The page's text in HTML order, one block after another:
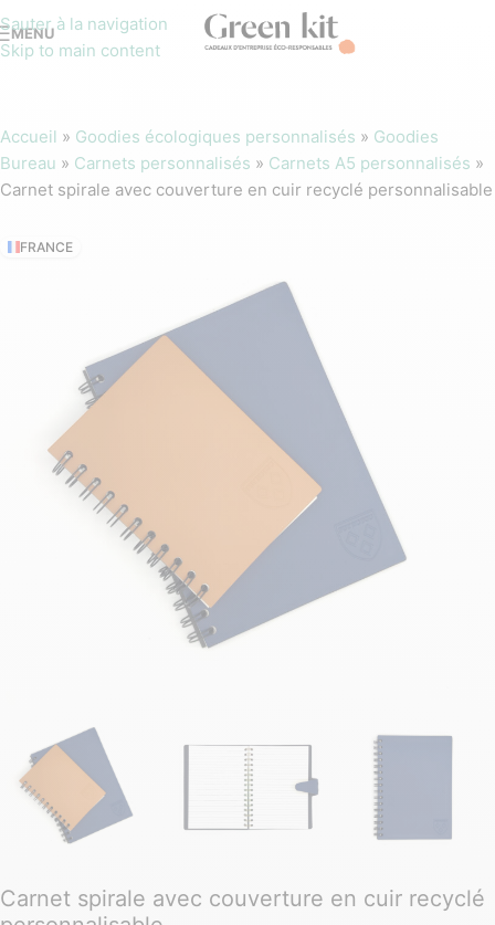
Sauter à la navigation
Skip to main content
MENU
Accueil » Goodies écologiques personnalisés » Goodies
Bureau » Carnets personnalisés » Carnets A5 personnalisés »
Carnet spirale avec couverture en cuir recyclé personnalisable
FRANCE
Carnet spirale avec couverture en cuir recyclé